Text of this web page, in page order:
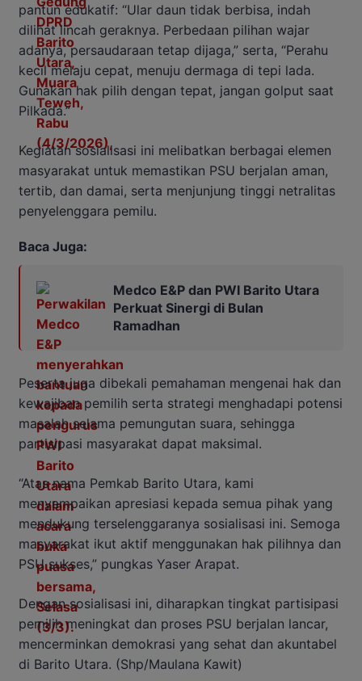
pantun edukatif: “Ular daun tidak berbisa, indah
dilihat lincah geraknya. Perbedaan pilihan wajar
adanya, persaudaraan tetap dijaga,” serta, “Perahu
kecil melaju cepat, menuju dermaga di tepi lada.
Gunakan hak pilih dengan tepat, jangan golput saat
Pilkada.”
Kegiatan sosialisasi ini melibatkan berbagai elemen
masyarakat untuk memastikan PSU berjalan aman,
tertib, dan damai, serta menjunjung tinggi netralitas
penyelenggara pemilu.
Baca Juga:
Medco E&P dan PWI Barito Utara
Perkuat Sinergi di Bulan
Ramadhan
Peserta juga dibekali pemahaman mengenai hak dan
kewajiban pemilih serta strategi menghadapi potensi
masalah selama pemungutan suara, sehingga
partisipasi masyarakat dapat maksimal.
“Atas nama Pemkab Barito Utara, kami
menyampaikan apresiasi kepada semua pihak yang
mendukung terselenggaranya sosialisasi ini. Semoga
masyarakat ikut aktif menggunakan hak pilihnya dan
PSU sukses,” pungkas Yaser Arapat.
Dengan sosialisasi ini, diharapkan tingkat partisipasi
pemilih meningkat dan proses PSU berjalan lancar,
mencerminkan demokrasi yang sehat dan akuntabel
di Barito Utara. (Shp/Maulana Kawit)